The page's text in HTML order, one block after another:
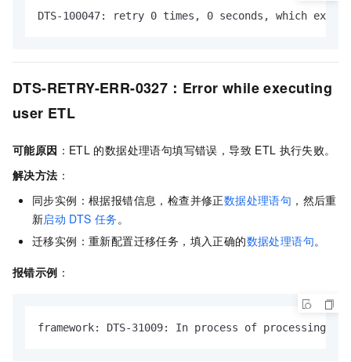
DTS-100047: retry 0 times, 0 seconds, which
DTS-RETRY-ERR-0327：Error while executing
user ETL
可能原因 ：ETL 的数据处理语句填写错误，导致 ETL 执行失败。
解决方法 ：
同步实例：根据报错信息，检查并修正数据处理语句 ，然后重
新启动 DTS 任务 。
迁移实例：重新配置迁移任务，填入正确的数据处理语句。
报错示例 ：
framework: DTS-31009: In process of processing